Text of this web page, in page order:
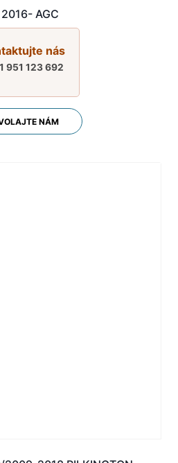
AGC
nás
951 123 692
NÁM